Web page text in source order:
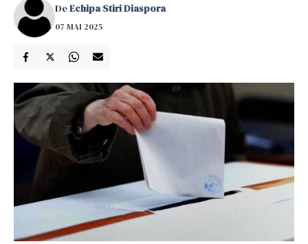
DeEchipa Stiri Diaspora
07 MAI 2025